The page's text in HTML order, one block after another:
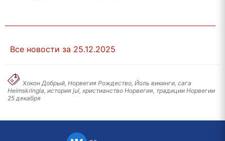
Все новости за 25.12.2025
Хокон Добрый, Норвегия Рождество, Йоль викинги, сага
Heimskringla, история jul, христианство Норвегия, традиции Норвегии
25 декабря